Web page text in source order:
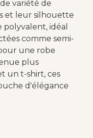
variété de
et leur silhouette
idéal
comme semi-
une robe
plus
un t-shirt, ces
d'élégance